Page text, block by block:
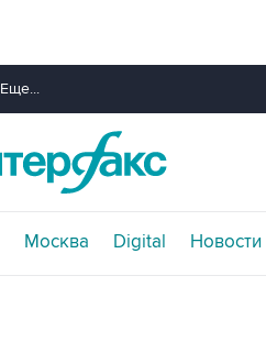
Еще...
Москва Digital Новости